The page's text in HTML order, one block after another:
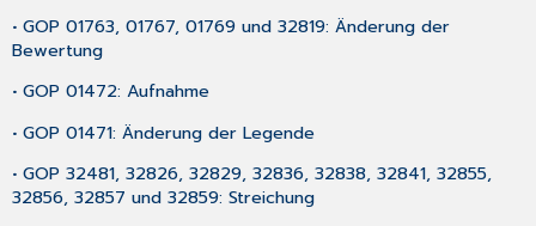
• GOP 01763, 01767, 01769 und 32819: Änderung der
Bewertung
• GOP 01472: Aufnahme
• GOP 01471: Änderung der Legende
• GOP 32481, 32826, 32829, 32836, 32838, 32841, 32855,
32856, 32857 und 32859: Streichung